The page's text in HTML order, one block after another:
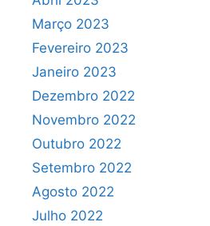
Março 2023
Fevereiro 2023
Janeiro 2023
Dezembro 2022
Novembro 2022
Outubro 2022
Setembro 2022
Agosto 2022
Julho 2022